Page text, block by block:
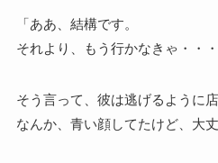
「ああ、結構です。
それより、もう行かなきゃ・・・
そう言って、彼は逃げるように
なんか、青い顔してたけど、大